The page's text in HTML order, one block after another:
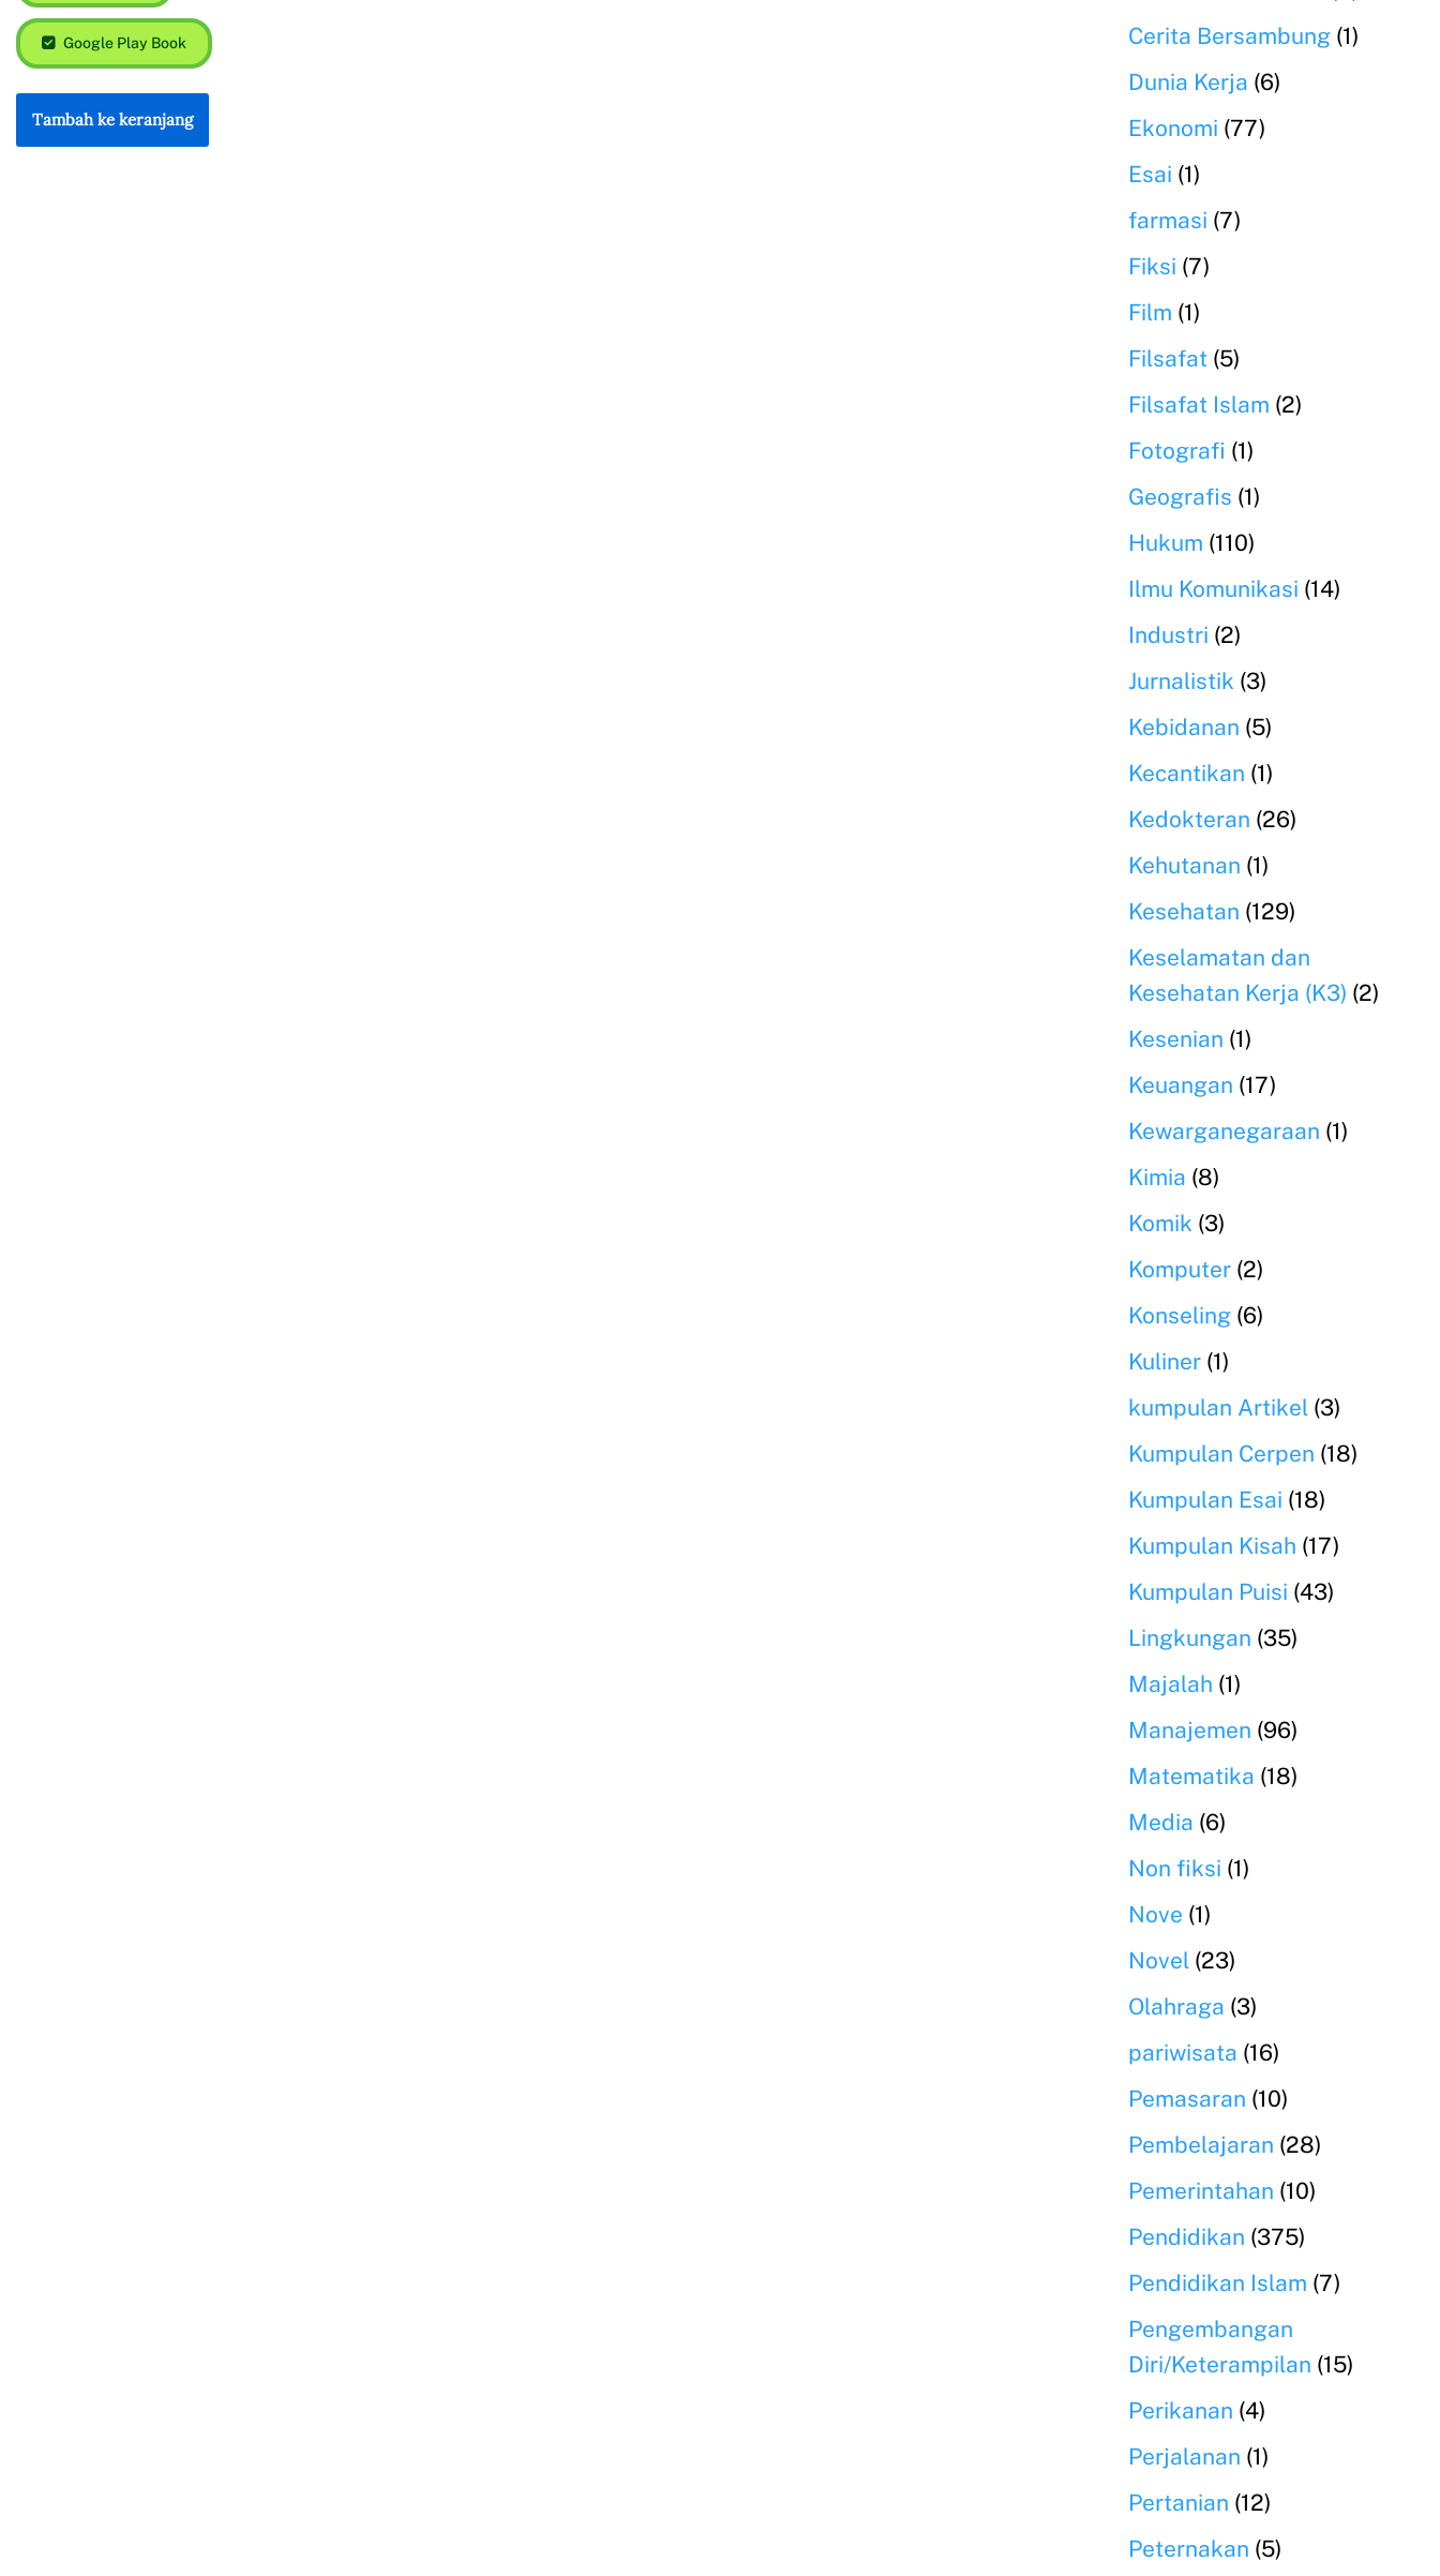
Google Play Book
Tambah ke keranjang
Cerita Bersambung (1)
Dunia Kerja (6)
Ekonomi (77)
Esai (1)
farmasi (7)
Fiksi (7)
Film (1)
Filsafat (5)
Filsafat Islam (2)
Fotografi (1)
Geografis (1)
Hukum (110)
Ilmu Komunikasi (14)
Industri (2)
Jurnalistik (3)
Kebidanan (5)
Kecantikan (1)
Kedokteran (26)
Kehutanan (1)
Kesehatan (129)
Keselamatan dan
Kesehatan Kerja (K3) (2)
Kesenian (1)
Keuangan (17)
Kewarganegaraan (1)
Kimia (8)
Komik (3)
Komputer (2)
Konseling (6)
Kuliner (1)
kumpulan Artikel (3)
Kumpulan Cerpen (18)
Kumpulan Esai (18)
Kumpulan Kisah (17)
Kumpulan Puisi (43)
Lingkungan (35)
Majalah (1)
Manajemen (96)
Matematika (18)
Media (6)
Non fiksi (1)
Nove (1)
Novel (23)
Olahraga (3)
pariwisata (16)
Pemasaran (10)
Pembelajaran (28)
Pemerintahan (10)
Pendidikan (375)
Pendidikan Islam (7)
Pengembangan
Diri/Keterampilan (15)
Perikanan (4)
Perjalanan (1)
Pertanian (12)
Peternakan (5)